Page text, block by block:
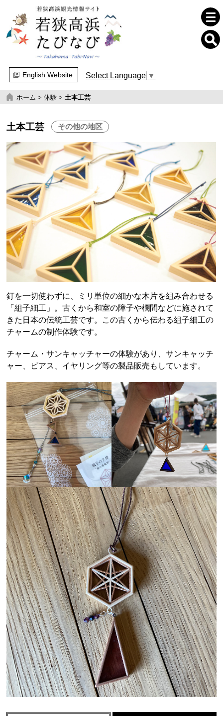
English Website Select Language ▼
ホーム >体験 >土本工芸
土本工芸 その他の地区
釘を一切使わずに、ミリ単位の細かな木片を組み合わせる
「組子細工」。古くから和室の障子や欄間などに施されて
きた日本の伝統工芸です。この古くから伝わる組子細工の
チャームの制作体験です。
チャーム・サンキャッチャーの体験があり、サンキャッチ
ャー、ピアス、イヤリング等の製品販売もしています。